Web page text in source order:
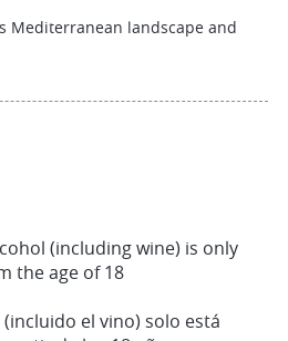
guía te llevará a través de
proceso de elaboración del
una exclusiva cata de
y afrutados hasta
carácter.
Mediterranean landscape and
(including wine) is only
the age of 18
el vino) solo está